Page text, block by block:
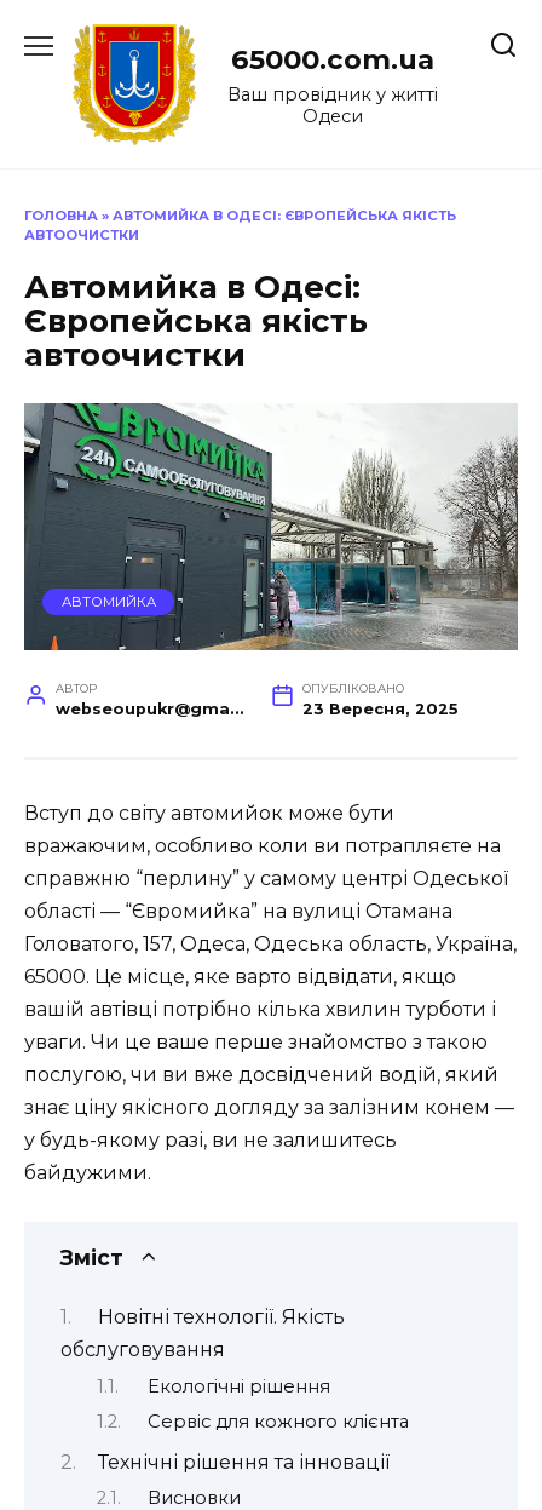
до
65000.com.ua
Ваш провідник у житті
Одеси
ГОЛОВНА » АВТОМИЙКА В ОДЕСІ: ЄВРОПЕЙСЬКА ЯКІСТЬ
АВТООЧИСТКИ
Автомийка в Одесі:
Європейська якість
автоочистки
АВТОМИЙКА
АВТОР
webseoupukr@gmail.com
ОПУБЛІКОВАНО
23 Вересня, 2025
Вступ до світу автомийок може бути
вражаючим, особливо коли ви потрапляєте на
справжню “перлину” у самому центрі Одеської
області — “Євромийка” на вулиці Отамана
Головатого, 157, Одеса, Одеська область, Україна,
65000. Це місце, яке варто відвідати, якщо
вашій автівці потрібно кілька хвилин турботи і
уваги. Чи це ваше перше знайомство з такою
послугою, чи ви вже досвідчений водій, який
знає ціну якісного догляду за залізним конем —
у будь-якому разі, ви не залишитесь
байдужими.
Зміст
Новітні технології. Якість
обслуговування
Екологічні рішення
Сервіс для кожного клієнта
Технічні рішення та інновації
Висновки